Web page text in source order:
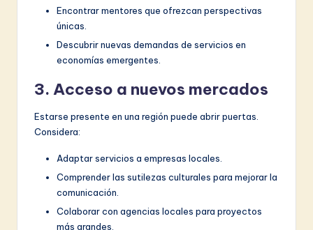
Encontrar mentores que ofrezcan perspectivas
únicas.
Descubrir nuevas demandas de servicios en
economías emergentes.
3. Acceso a nuevos mercados
Estarse presente en una región puede abrir puertas.
Considera:
Adaptar servicios a empresas locales.
Comprender las sutilezas culturales para mejorar la
comunicación.
Colaborar con agencias locales para proyectos
más grandes.